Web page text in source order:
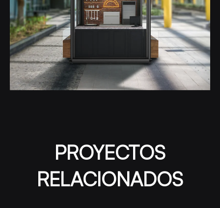
PROYECTOS
RELACIONADOS